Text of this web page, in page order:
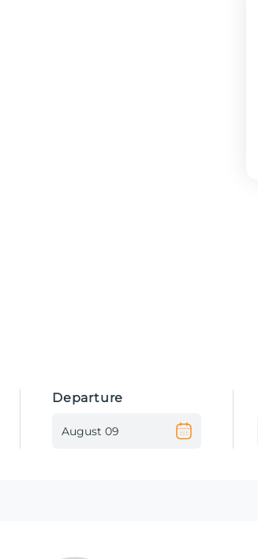
Departure